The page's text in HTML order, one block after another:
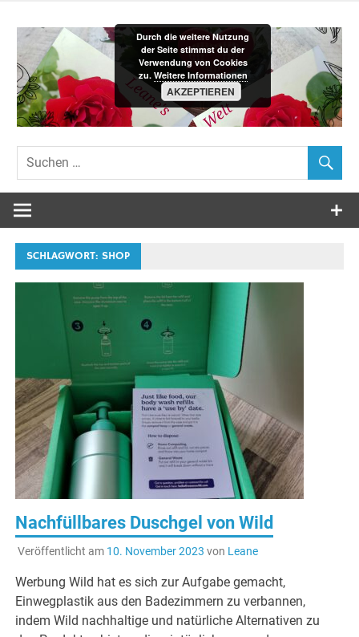
Inhalt
springen
Leane´s-
Welt
SCHLAGWORT: SHOP
Nachfüllbares Duschgel von Wild
Veröffentlicht am 10. November 2023 von Leane
Werbung Wild hat es sich zur Aufgabe gemacht,
Einwegplastik aus den Badezimmern zu verbannen,
indem Wild nachhaltige und natürliche Alternativen zu
Durch die weitere Nutzung
der Seite stimmst du der
Verwendung von Cookies
zu. Weitere Informationen
AKZEPTIEREN